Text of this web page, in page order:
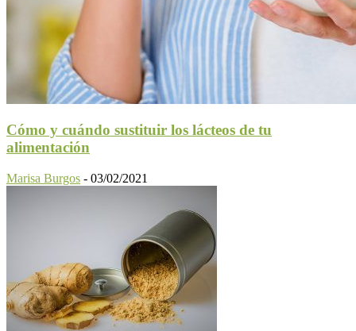
Cómo y cuándo sustituir los lácteos de tu
alimentación
Marisa Burgos - 03/02/2021